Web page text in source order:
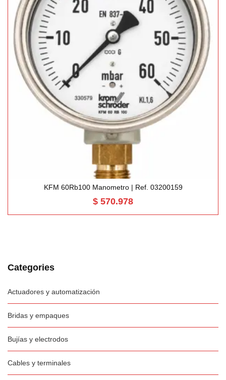
Categories
Actuadores y automatización
Bridas y empaques
Bujías y electrodos
Cables y terminales
KFM 60Rb100 Manometro | Ref. 03200159
$ 570.978